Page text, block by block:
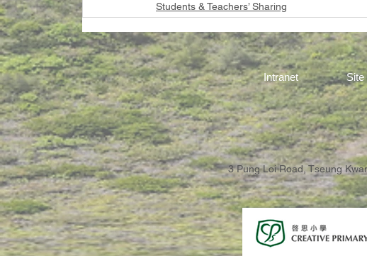
Students & Teachers’ Sharing
Intranet Site
3 Pung Loi Road, Tseung